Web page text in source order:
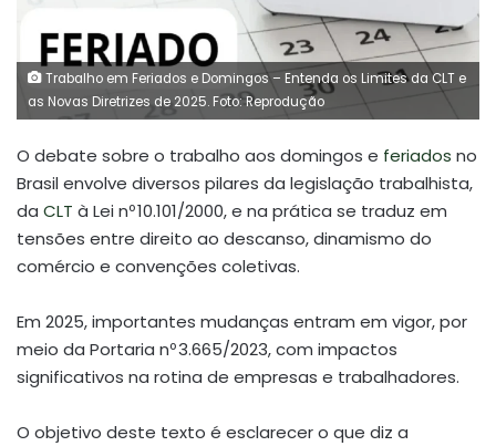
Trabalho em Feriados e Domingos – Entenda os Limites da CLT e
as Novas Diretrizes de 2025. Foto: Reprodução
O debate sobre o trabalho aos domingos e feriados no
Brasil envolve diversos pilares da legislação trabalhista,
da CLT à Lei nº 10.101/2000, e na prática se traduz em
tensões entre direito ao descanso, dinamismo do
comércio e convenções coletivas.
Em 2025, importantes mudanças entram em vigor, por
meio da Portaria nº 3.665/2023, com impactos
significativos na rotina de empresas e trabalhadores.
O objetivo deste texto é esclarecer o que diz a